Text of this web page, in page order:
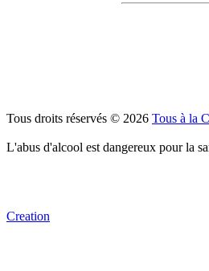
Tous droits réservés © 2026 Tous à la
L'abus d'alcool est dangereux pour la
Creation